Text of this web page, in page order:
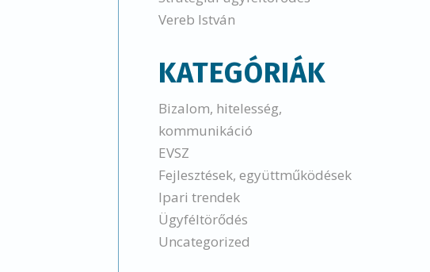
Vereb István
KATEGÓRIÁK
Bizalom, hitelesség,
kommunikáció
EVSZ
Fejlesztések, együttműködések
Ipari trendek
Ügyféltörődés
Uncategorized